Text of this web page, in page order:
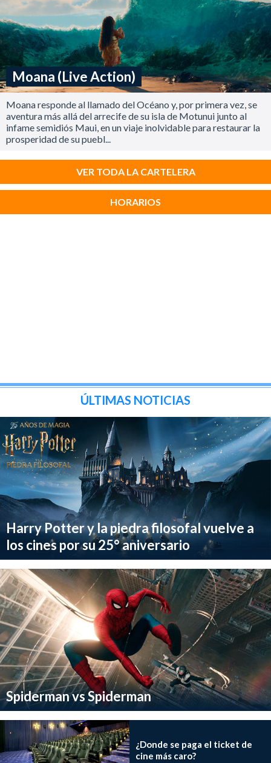
Moana (Live Action)
Moana responde al llamado del Océano y, por primera vez, se
aventura más allá del arrecife de su isla de Motunui junto al
infame semidiós Maui, en un viaje inolvidable para restaurar la
prosperidad de su puebl...
VER TODA LA CARTELERA
HORARIOS
ÚLTIMAS NOTICIAS
Harry Potter y la piedra filosofal vuelve a
los cines por su 25° aniversario
Spiderman vs Spiderman
¿Donde se paga el ticket de
cine más caro?